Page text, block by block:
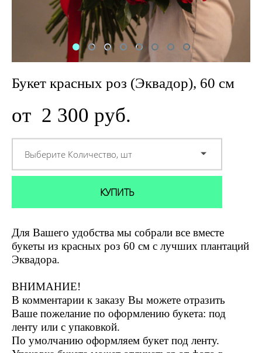
Букет красных роз (Эквадор), 60 см
от 2 300 pуб.
Выберите Количество, шт
КУПИТЬ
Для Вашего удобства мы собрали все вместе
букеты из красных роз 60 см с лучших плантаций
Эквадора.
ВНИМАНИЕ!
В комментарии к заказу Вы можете отразить
Ваше пожелание по оформлению букета: под
ленту или с упаковкой.
По умолчанию оформляем букет под ленту.